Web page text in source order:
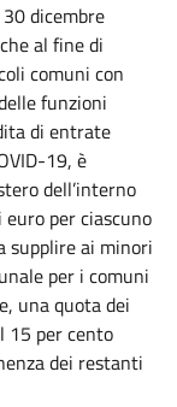
dicembre
al fine di
comuni con
funzioni
di entrate
19, è
dell’interno
per ciascuno
supplire ai minori
per i comuni
una quota dei
15 per cento
dei restanti